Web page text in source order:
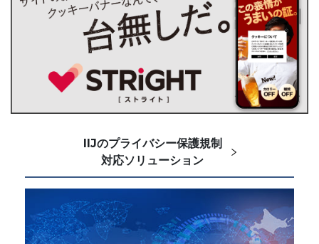
IIJのプライバシー保護規制
対応ソリューション